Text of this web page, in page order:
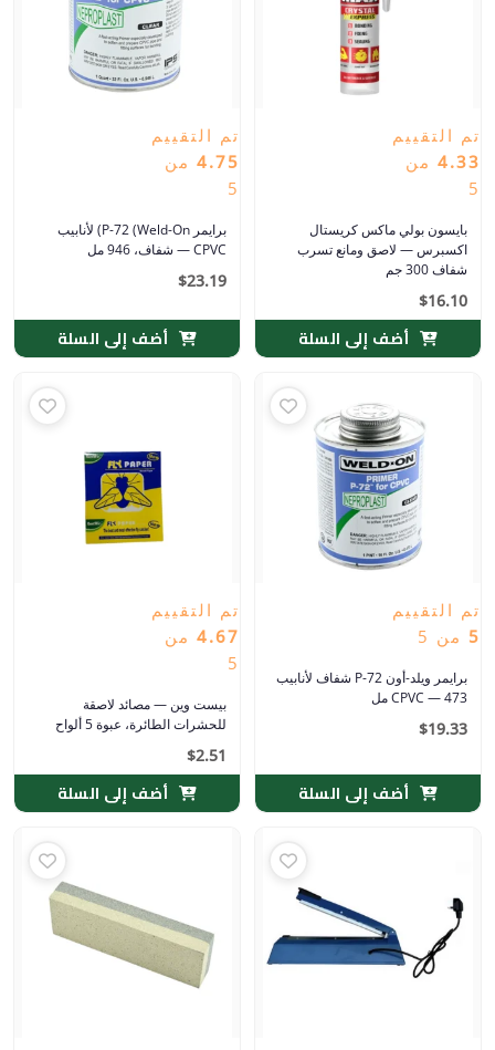
تم التقييم
4.33 من
5
بايسون بولي ماكس كريستال
اكسبرس — لاصق ومانع تسرب
شفاف 300 جم
$16.10
أضف إلى السلة
تم التقييم
4.75 من
5
برايمر P-72 (Weld-On) لأنابيب
CPVC — شفاف، 946 مل
$23.19
أضف إلى السلة
تم التقييم
5 من 5
برايمر ويلد-أون P-72 شفاف لأنابيب
CPVC — 473 مل
$19.33
أضف إلى السلة
تم التقييم
4.67 من
5
بيست وين — مصائد لاصقة
للحشرات الطائرة، عبوة 5 ألواح
$2.51
أضف إلى السلة